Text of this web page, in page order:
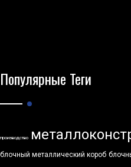
Популярные Теги
производство
блочный металлический короб